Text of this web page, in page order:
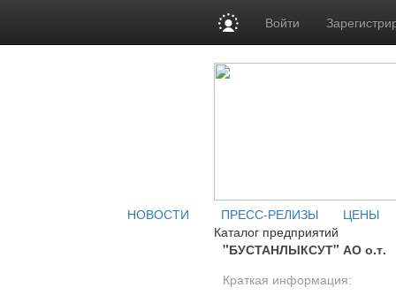
Войти
НОВОСТИ ПРЕСС-РЕЛИЗЫ
ЦЕНЫ
Каталог предприятий
"БУСТАНЛЫКСУТ" АО о.т.
Краткая информация: